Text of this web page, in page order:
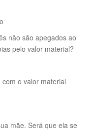
não são apegados ao
pelo valor material?
o valor material
mãe. Será que ela se